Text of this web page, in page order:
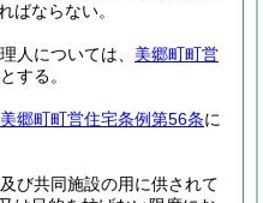
ばならない。
人については、 美郷町町営
する。
美郷町町営住宅条例第56条に
び共同施設の用に供されて